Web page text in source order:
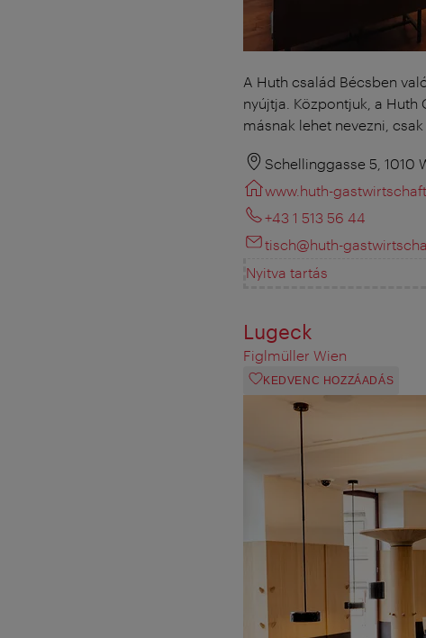
A Huth család Bécsben
nyújtja. Központjuk, a
másnak lehet nevezni,
Schellinggasse 5, 1010
www.huth-
+43 1 513 56 44
tisch@huth-
Nyitva tartás
Lugeck
Figlmüller Wien
KEDVENC HOZZÁADÁS